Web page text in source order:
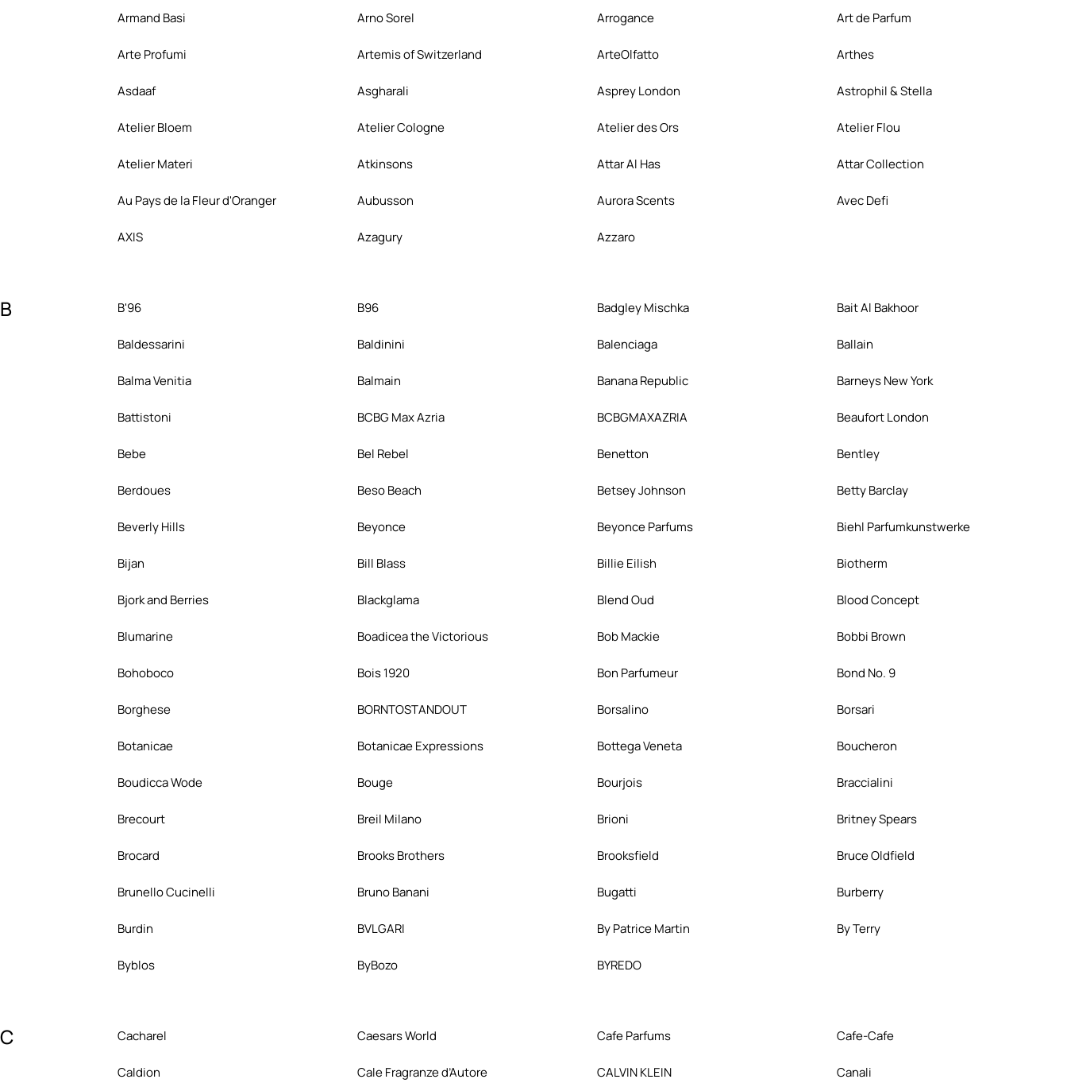
Armand Basi Arno Sorel Arrogance Art de Parfum
Arte Profumi Artemis of Switzerland ArteOlfatto Arthes
Asdaaf Asgharali Asprey London Astrophil & Stella
Atelier Bloem Atelier Cologne Atelier des Ors Atelier Flou
Atelier Materi Atkinsons Attar Al Has Attar Collection
Au Pays de la Fleur d'Oranger Aubusson Aurora Scents Avec Defi
AXIS Azagury Azzaro
B B'96 B96 Badgley Mischka Bait Al Bakhoor
Baldessarini Baldinini Balenciaga Ballain
Balma Venitia Balmain Banana Republic Barneys New York
Battistoni BCBG Max Azria BCBGMAXAZRIA Beaufort London
Bebe Bel Rebel Benetton Bentley
Berdoues Beso Beach Betsey Johnson Betty Barclay
Beverly Hills Beyonce Beyonce Parfums Biehl Parfumkunstwerke
Bijan Bill Blass Billie Eilish Biotherm
Bjork and Berries Blackglama Blend Oud Blood Concept
Blumarine Boadicea the Victorious Bob Mackie Bobbi Brown
Bohoboco Bois 1920 Bon Parfumeur Bond No. 9
Borghese BORNTOSTANDOUT Borsalino Borsari
Botanicae Botanicae Expressions Bottega Veneta Boucheron
Boudicca Wode Bouge Bourjois Braccialini
Brecourt Breil Milano Brioni Britney Spears
Brocard Brooks Brothers Brooksfield Bruce Oldfield
Brunello Cucinelli Bruno Banani Bugatti Burberry
Burdin BVLGARI By Patrice Martin By Terry
Byblos ByBozo BYREDO
C Cacharel Caesars World Cafe Parfums Cafe-Cafe
Caldion Cale Fragranze d’Autore CALVIN KLEIN Canali